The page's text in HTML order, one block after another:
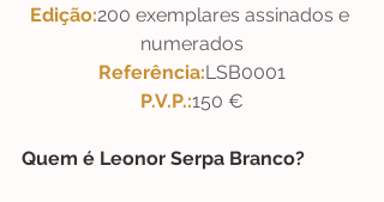
Edição:200 exemplares assinados e
numerados
Referência:LSB0001
P.V.P.:150 €
Quem é Leonor Serpa Branco?